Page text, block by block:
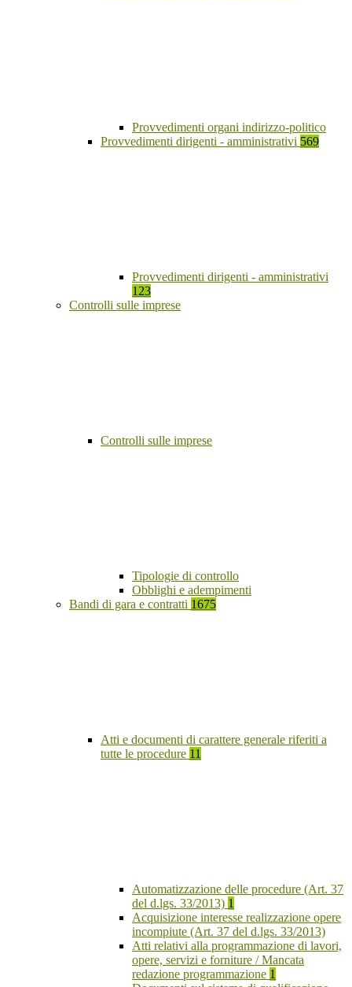
Provvedimenti organi indirizzo-politico
Provvedimenti dirigenti - amministrativi 569
Provvedimenti dirigenti - amministrativi
123
Controlli sulle imprese
Controlli sulle imprese
Tipologie di controllo
Obblighi e adempimenti
Bandi di gara e contratti 1675
Atti e documenti di carattere generale riferiti a
tutte le procedure 11
Automatizzazione delle procedure (Art. 37
del d.lgs. 33/2013) 1
Acquisizione interesse realizzazione opere
incompiute (Art. 37 del d.lgs. 33/2013)
Atti relativi alla programmazione di lavori,
opere, servizi e forniture / Mancata
redazione programmazione 1